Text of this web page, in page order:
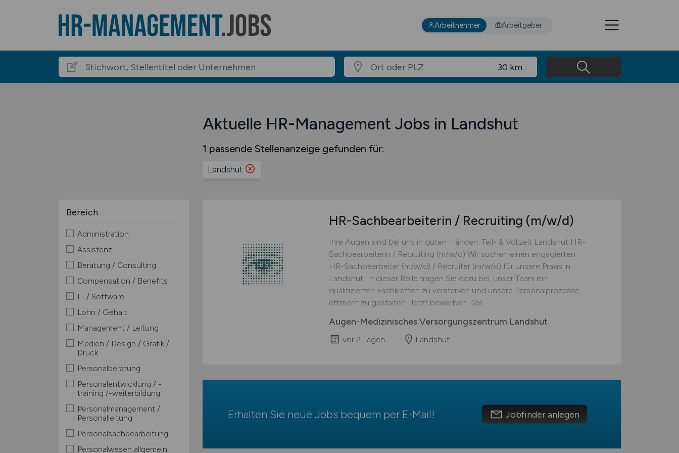
Arbeitnehmer Arbeitgeber
Aktuelle HR-Management Jobs in Landshut
1 passende Stellenanzeige gefunden für:
Landshut
Bereich
Administration
Assistenz
Beratung / Consulting
Compensation / Benefits
IT / Software
Lohn / Gehalt
Management / Leitung
Medien / Design / Grafik /
Druck
Personalberatung
Personalentwicklung / -
training /-weiterbildung
Personalmanagement /
Personalleitung
Personalsachbearbeitung
Personalwesen allgemein
HR-Sachbearbeiterin / Recruiting (m/w/d)
Ihre Augen sind bei uns in guten Händen. Teil- & Vollzeit Landshut HR-
Sachbearbeiterin / Recruiting (m/w/d) Wir suchen einen engagierten
HR-Sachbearbeiter (m/w/d) / Recruiter (m/w/d) für unsere Praxis in
Landshut. In dieser Rolle tragen Sie dazu bei, unser Team mit
qualifizierten Fachkräften zu verstärken und unsere Personalprozesse
effizient zu gestalten. Jetzt bewerben Das...
Augen-Medizinisches Versorgungszentrum Landshut
vor 2 Tagen Landshut
Erhalten Sie neue Jobs bequem per E-Mail! Jobfinder anlegen